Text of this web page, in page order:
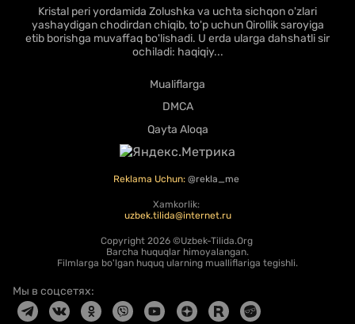
Kristal peri yordamida Zolushka va uchta sichqon o'zlari
yashaydigan chodirdan chiqib, to'p uchun Qirollik saroyiga
etib borishga muvaffaq bo'lishadi. U erda ularga dahshatli sir
ochiladi: haqiqiy...
Mualiflarga
DMCA
Qayta Aloqa
Reklama Uchun: @rekla_me
Xamkorlik:
uzbek.tilida@internet.ru
Copyright 2026 ©Uzbek-Tilida.Org
Barcha huquqlar himoyalangan.
Filmlarga bo'lgan huquq ularning mualliflariga tegishli.
Мы в соцсетях: